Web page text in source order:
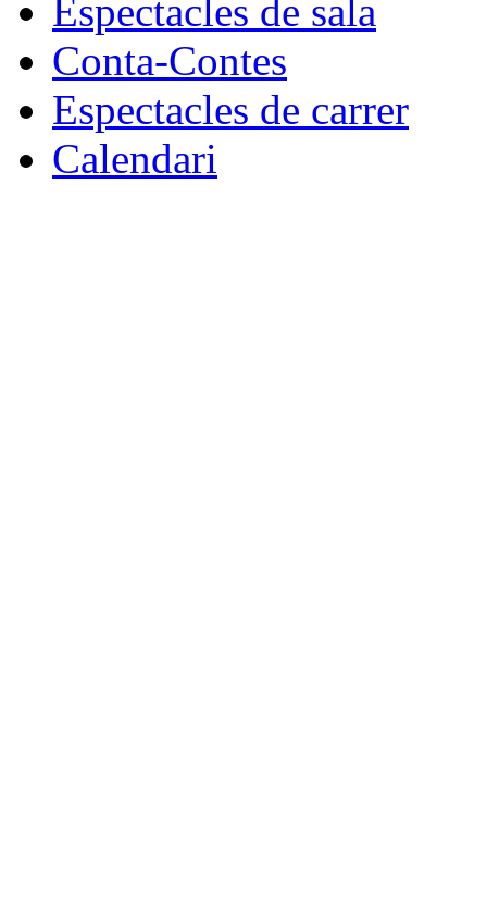
Espectacles de sala
Conta-Contes
Espectacles de carrer
Calendari